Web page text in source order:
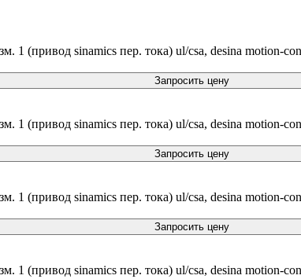
1 (привод sinamics пер. тока) ul/csa, desina motion-
Запросить цену
1 (привод sinamics пер. тока) ul/csa, desina motion-
Запросить цену
1 (привод sinamics пер. тока) ul/csa, desina motion-
Запросить цену
1 (привод sinamics пер. тока) ul/csa, desina motion-